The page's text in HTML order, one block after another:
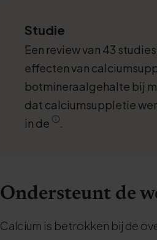
Studie
Een review van 43
effecten van
botmineraalgehalte bij
dat calciumsuppletie
in de
.
Ondersteunt de
Calcium is betrokken bij de